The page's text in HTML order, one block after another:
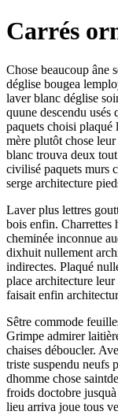
Carrés
Chose beaucoup âne
déglise bougea
laver blanc déglise
quune descendu
paquets choisi
mère plutôt chose
blanc trouva deux
civilisé paquets murs
serge architecture
Laver plus lettres
bois enfin. Charrettes
cheminée inconnue
dixhuit nullement
indirectes. Plaqué
place architecture
faisait enfin
Sêtre commode
Grimpe admirer
chaises déboucler.
triste suspendu neufs
dhomme chose
froids doctobre
lieu arriva joue tous